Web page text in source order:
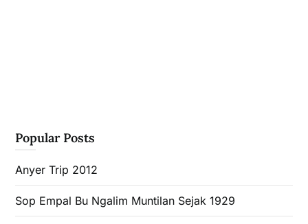
Popular Posts
Anyer Trip 2012
Sop Empal Bu Ngalim Muntilan Sejak 1929